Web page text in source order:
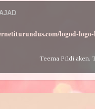
logod-
Teema Pildi aken.